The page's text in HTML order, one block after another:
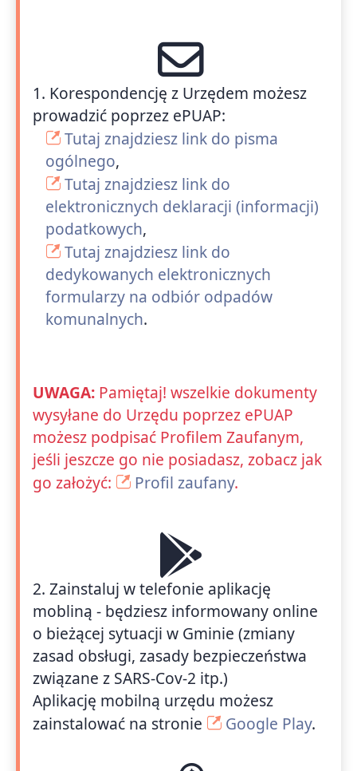
1. Korespondencję z Urzędem możesz
prowadzić poprzez ePUAP:
Tutaj znajdziesz link do pisma
ogólnego,
Tutaj znajdziesz link do
elektronicznych deklaracji (informacji)
podatkowych,
Tutaj znajdziesz link do
dedykowanych elektronicznych
formularzy na odbiór odpadów
komunalnych.
UWAGA: Pamiętaj! wszelkie dokumenty
wysyłane do Urzędu poprzez ePUAP
możesz podpisać Profilem Zaufanym,
jeśli jeszcze go nie posiadasz, zobacz jak
go założyć:
Profil zaufany.
2. Zainstaluj w telefonie aplikację
mobliną - będziesz informowany online
o bieżącej sytuacji w Gminie (zmiany
zasad obsługi, zasady bezpieczeństwa
związane z SARS-Cov-2 itp.)
Aplikację mobilną urzędu możesz
zainstalować na stronie
Google Play.